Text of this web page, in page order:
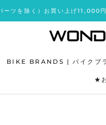
ーツを除く）お買い上げ11,000
BIKE BRANDS | バイクブ
★